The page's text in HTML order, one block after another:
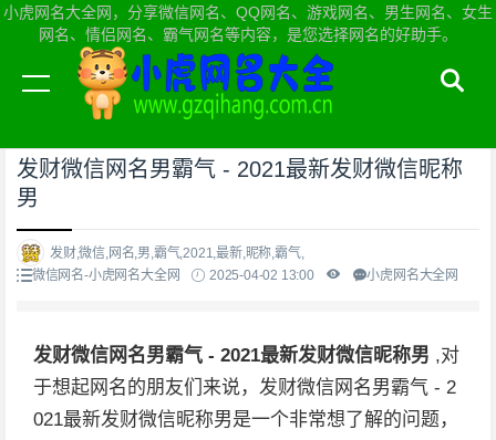
小虎网名大全网，分享微信网名、QQ网名、游戏网名、男生网名、女生
网名、情侣网名、霸气网名等内容，是您选择网名的好助手。
当前位置：小虎网名大全网首页>微信网名
发财微信网名男霸气 - 2021最新发财微信昵称
男
发财,微信,网名,男,霸气,2021,最新,昵称,霸气,
微信网名-小虎网名大全网
2025-04-02 13:00 小虎网名大全网
发财微信网名男霸气 - 2021最新发财微信昵称男 ,对
于想起网名的朋友们来说，发财微信网名男霸气 - 2
021最新发财微信昵称男是一个非常想了解的问题，